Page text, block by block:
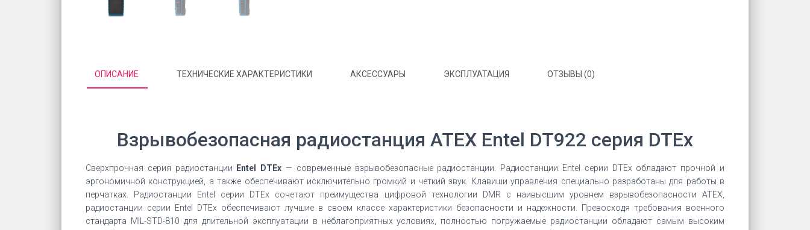
ОПИСАНИЕ ТЕХНИЧЕСКИЕ ХАРАКТЕРИСТИКИ АКСЕССУАРЫ ЭКСПЛУАТАЦИЯ ОТЗЫВЫ (0)
Взрывобезопасная радиостанция ATEX Entel DT922 серия DTEx
Сверхпрочная серия радиостанции Entel DTEx — современные взрывобезопасные радиостанции. Радиостанции Entel серии DTEх обладают прочной и
эргономичной конструкцией, а также обеспечивают исключительно громкий и четкий звук. Клавиши управления специально разработаны для работы в
перчатках. Радиостанции Entel серии DTEx сочетают преимущества цифровой технологии DMR с наивысшим уровнем взрывобезопасности ATEX,
радиостанции серии Entel DTEх обеспечивают лучшие в своем классе характеристики безопасности и надежности. Превосходя требования военного
стандарта MIL-STD-810 для длительной эксплуатации в неблагоприятных условиях, полностью погружаемые радиостанции обладают самым высоким